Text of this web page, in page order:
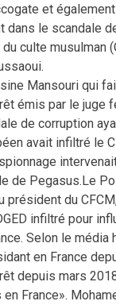
et
dans le scandale
culte musulman
Mansouri qui
émis par le juge
de corruption
avait infiltré le
de Pegasus.Le
président du
infiltré pour
Selon le média
en France
depuis mars
France».